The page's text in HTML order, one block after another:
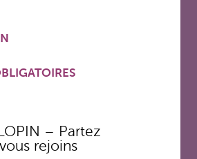
– Partez
rejoins